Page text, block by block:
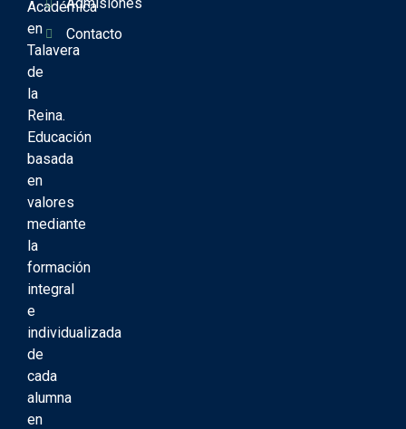
Académica
en
Talavera
de
la
Reina.
Educación
basada
en
valores
mediante
la
formación
integral
e
individualizada
de
cada
alumna
en
Contacto